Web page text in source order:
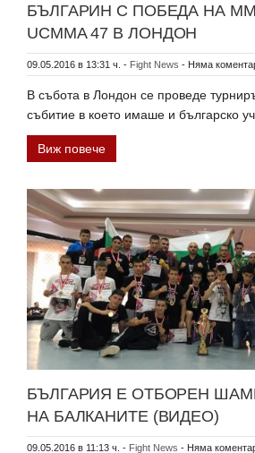
БЪЛГАРИН С ПОБЕДА НА
UCMMA 47 В ЛОНДОН
09.05.2016 в 13:31 ч. - Fight News - Няма
В събота в Лондон се проведе
събитие в което имаше и българско
Виж повече
БЪЛГАРИЯ Е ОТБОРЕН
НА БАЛКАНИТЕ (ВИДЕО)
09.05.2016 в 11:13 ч. - Fight News - Няма